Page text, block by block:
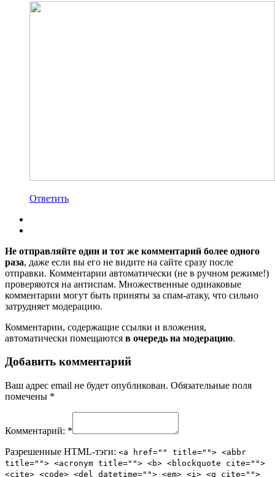
Ответить
Не отправляйте один и тот же комментарий более одного
раза, даже если вы его не видите на сайте сразу после
отправки. Комментарии автоматически (не в ручном режиме!)
проверяются на антиспам. Множественные одинаковые
комментарии могут быть приняты за спам-атаку, что сильно
затрудняет модерацию.
Комментарии, содержащие ссылки и вложения,
автоматически помещаются в очередь на модерацию.
Добавить комментарий
Ваш адрес email не будет опубликован. Обязательные поля
помечены *
Комментарий: *
Разрешенные HTML-тэги: <a href="" title=""> <abbr
title=""> <acronym title=""> <b> <blockquote cite="">
<cite> <code> <del datetime=""> <em> <i> <q cite="">